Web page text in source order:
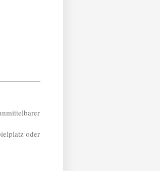
oder